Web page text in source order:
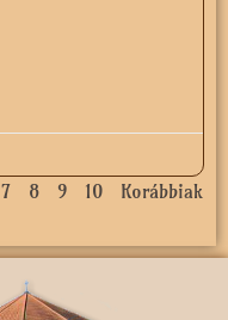
7 8 9 10
Korábbiak